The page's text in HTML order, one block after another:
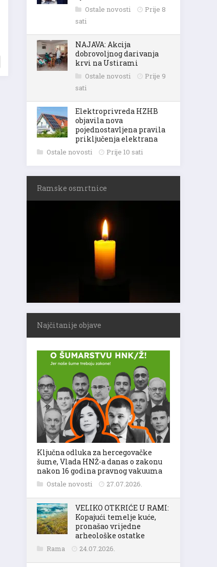
Ostale novosti
Prije 8
sati
NAJAVA: Akcija
dobrovoljnog darivanja
krvi na Ustirami
Ostale novosti
Prije 9
sati
Elektroprivreda HZHB
objavila nova
pojednostavljena pravila
priključenja elektrana
Ostale novosti Prije 10 sati
Ramske osmrtnice
Najčitanije objave
Ključna odluka za hercegovačke
šume, Vlada HNŽ-a danas o zakonu
nakon 16 godina pravnog vakuuma
Ostale novosti 27.07.2026.
VELIKO OTKRIĆE U RAMI:
Kopajući temelje kuće,
pronašao vrijedne
arheološke ostatke
Rama 24.07.2026.